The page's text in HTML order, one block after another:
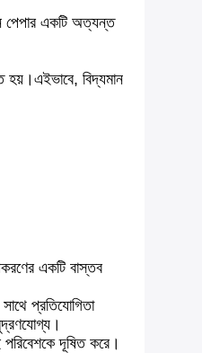
পেপার একটি অত্যন্ত
হয়।এইভাবে, বিদ্যমান
একটি বাস্তব
প্রতিযোগিতা
দূষিত করে।